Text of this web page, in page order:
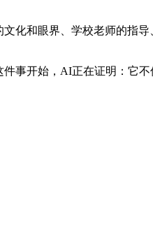
化和眼界、学校老师的指
事开始，AI正在证明：它